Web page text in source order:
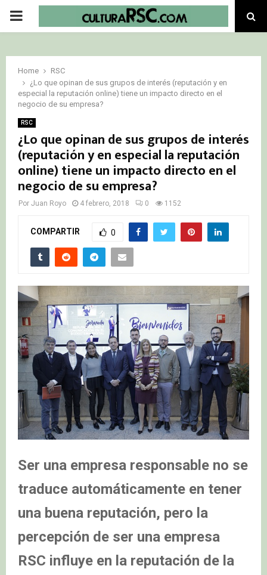
PRIMARY
Home
RSC
¿Lo que opinan de sus grupos de interés (reputación y en
especial la reputación online) tiene un impacto directo en el
negocio de su empresa?
RSC
¿Lo que opinan de sus grupos de interés
(reputación y en especial la reputación
online) tiene un impacto directo en el
negocio de su empresa?
Por Juan Royo 4 febrero, 2018 0 1152
COMPARTIR 0
Ser una empresa responsable no se
traduce automáticamente en tener
una buena reputación, pero la
percepción de ser una empresa
RSC influye en la reputación de la